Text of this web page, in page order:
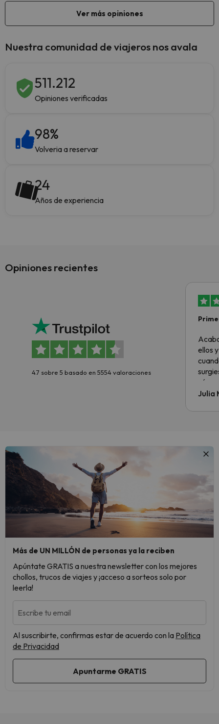
Nuestra comunidad de viajeros nos avala
511.212
Opiniones verificadas
98%
Volveria a reservar
24
Años de experiencia
Opiniones recientes
4.7 sobre 5 basado en 5554 valoraciones
ellos
todo
Julia
Más de UN MILLÓN de personas ya la reciben
Apúntate GRATIS a nuestra newsletter con los mejores
chollos, trucos de viajes y ¡acceso a sorteos solo por
leerla!
Escribe tu email
Al suscribirte, confirmas estar de acuerdo con la Política
de Privacidad